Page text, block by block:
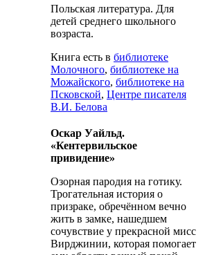
Польская литература. Для
детей среднего школьного
возраста.
Книга есть в библиотеке
Молочного, библиотеке на
Можайского, библиотеке на
Псковской, Центре писателя
В.И. Белова
Оскар Уайльд.
«Кентервильское
привидение»
Озорная пародия на готику.
Трогательная история о
призраке, обречённом вечно
жить в замке, нашедшем
сочувствие у прекрасной мисс
Вирджинии, которая помогает